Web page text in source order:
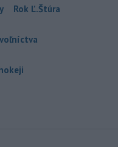
Rok Ľ.Štúra